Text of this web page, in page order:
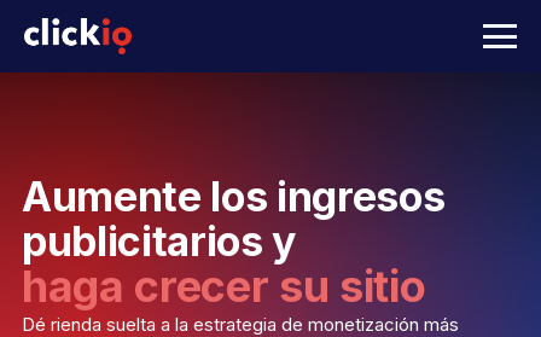
Aumente los ingresos
publicitarios y
haga crecer su sitio
Dé rienda suelta a la estrategia de monetización más